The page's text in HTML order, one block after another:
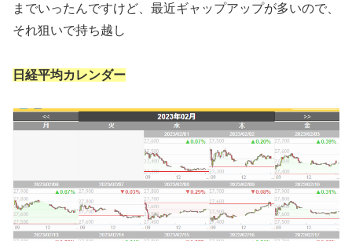
までいったんですけど、最近ギャップアップが多いので、
それ狙いで持ち越し
日経平均カレンダー